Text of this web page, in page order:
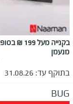
מנעמן
בתוקף עד: 31.08.26
BUG